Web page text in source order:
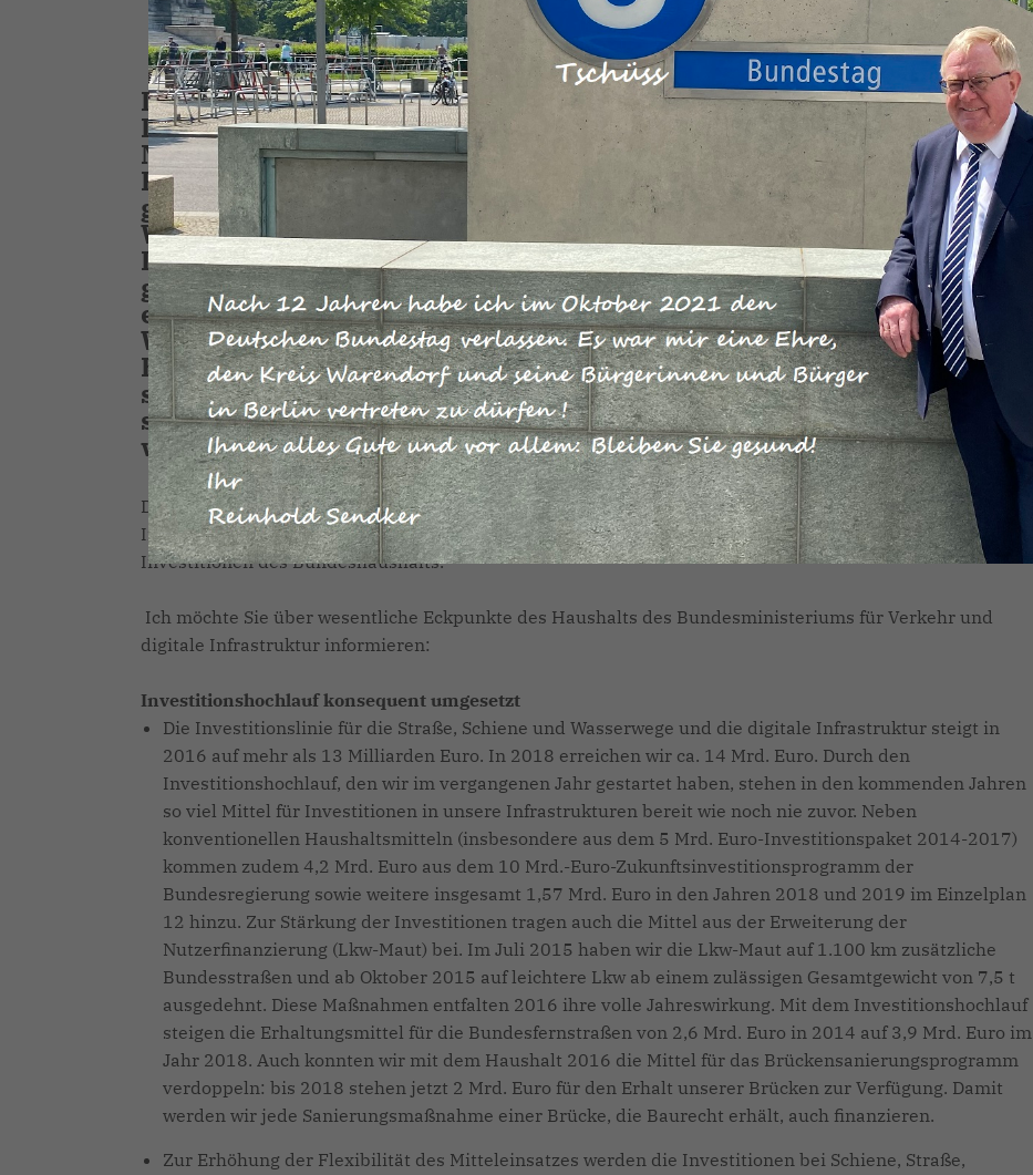
Der Zustand unserer Infrastrukturen entscheidet darüber, ob
Deutschland Wohlstandsland bleibt oder Stagnationsland wird.
Mit den Beschlüssen zum Bundeshaushalt 2016 und zur
Finanzplanung des Bundes bis 2019 haben wir klar zum Ausdruck
gebracht, dass wir eine Fortschrittsgesellschaft bleiben wollen.
Wir haben eine historische Investitionsoffensive für unsere
Infrastrukturen auf den Weg gebracht. Mit diesen Beschlüssen
gelingt es uns, eine zukunftsorientierte Investitionspolitik und
einen ausgeglichenen Haushalt erfolgreich zu verbinden. Für
Wachstum, Beschäftigung und den Wohlstand von morgen. Der
Einzelplan 12 für das Jahr 2016 und die Finanzplanung bis 2019
sowie das im Einzelplan 60 verortete Zukunftsinvestitionspaket
stehen für ein konsequentes und modernes Programm, mit dem
wir ein umfassendes Upgrade für unsere Netze starten werden.
Der Haushalt des Bundesministeriums für Verkehr und digitale Infrastruktur bleibt der größte
Investitionsetat des Bundes. Der Investitionsanteil beträgt 2016 rund 45 Prozent gemessen an den
Investitionen des Bundeshaushalts.
Ich möchte Sie über wesentliche Eckpunkte des Haushalts des Bundesministeriums für Verkehr und
digitale Infrastruktur informieren:
Investitionshochlauf konsequent umgesetzt
Die Investitionslinie für die Straße, Schiene und Wasserwege und die digitale Infrastruktur steigt in
2016 auf mehr als 13 Milliarden Euro. In 2018 erreichen wir ca. 14 Mrd. Euro. Durch den
Investitionshochlauf, den wir im vergangenen Jahr gestartet haben, stehen in den kommenden Jahren
so viel Mittel für Investitionen in unsere Infrastrukturen bereit wie noch nie zuvor. Neben
konventionellen Haushaltsmitteln (insbesondere aus dem 5 Mrd. Euro-Investitionspaket 2014-2017)
kommen zudem 4,2 Mrd. Euro aus dem 10 Mrd.-Euro-Zukunftsinvestitionsprogramm der
Bundesregierung sowie weitere insgesamt 1,57 Mrd. Euro in den Jahren 2018 und 2019 im Einzelplan
12 hinzu. Zur Stärkung der Investitionen tragen auch die Mittel aus der Erweiterung der
Nutzerfinanzierung (Lkw-Maut) bei. Im Juli 2015 haben wir die Lkw-Maut auf 1.100 km zusätzliche
Bundesstraßen und ab Oktober 2015 auf leichtere Lkw ab einem zulässigen Gesamtgewicht von 7,5 t
ausgedehnt. Diese Maßnahmen entfalten 2016 ihre volle Jahreswirkung. Mit dem Investitionshochlauf
steigen die Erhaltungsmittel für die Bundesfernstraßen von 2,6 Mrd. Euro in 2014 auf 3,9 Mrd. Euro im
Jahr 2018. Auch konnten wir mit dem Haushalt 2016 die Mittel für das Brückensanierungsprogramm
verdoppeln: bis 2018 stehen jetzt 2 Mrd. Euro für den Erhalt unserer Brücken zur Verfügung. Damit
werden wir jede Sanierungsmaßnahme einer Brücke, die Baurecht erhält, auch finanzieren.
Zur Erhöhung der Flexibilität des Mitteleinsatzes werden die Investitionen bei Schiene, Straße,